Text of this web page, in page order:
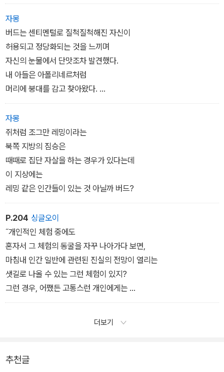
자몽
버드는 센티멘털로 질척질척해진 자신이
허용되고 정당화되는 것을 느끼며
자신의 눈물에서 단맛조차 발견했다.
내 아들은 아폴리네르처럼
머리에 붕대를 감고 찾아왔다.
내가 모르는
어둡고 고독한 전장에서 부상당하여.
나는 아들을
전사자처럼 매장해야만 한다.
버드는 하염없이 눈물을 흘렸다.
자몽
쥐처럼 조그만 레밍이라는
북쪽 지방의 짐승은
때때로 집단 자살을 하는 경우가 있다는데
이 지상에는
레밍 같은 인간들이 있는 것 아닐까 버드?
P.204 싱글오이
˝개인적인 체험 중에도
혼자서 그 체험의 동굴을 자꾸 나아가다 보면,
마침내 인간 일반에 관련된 진실의 전망이 열리는
샛길로 나올 수 있는 그런 체험이 있지?
그런 경우, 어쨌든 고통스런 개인에게는
고통 뒤의 열매가 주어지는 것이고
그런데 지금 내가 개인적으로 체험하고 있는
더보기
추천글